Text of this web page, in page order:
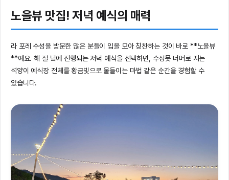
노을뷰 맛집! 저녁 예식의 매력
라 포레 수성을 방문한 많은 분들이 입을 모아 칭찬하는 것이 바로 **노을뷰
**예요. 해 질 녘에 진행되는 저녁 예식을 선택하면, 수성못 너머로 지는
석양이 예식장 전체를 황금빛으로 물들이는 마법 같은 순간을 경험할 수
있습니다.